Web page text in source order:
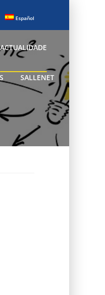
Español
ACTUALIDADE
SALLENET